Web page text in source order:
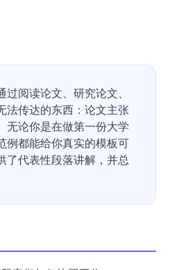
阅读论文、研究论文、
法传达的东西：论文主张
无论你是在做第一份大学
例都能给你真实的模板可
了代表性段落讲解，并总